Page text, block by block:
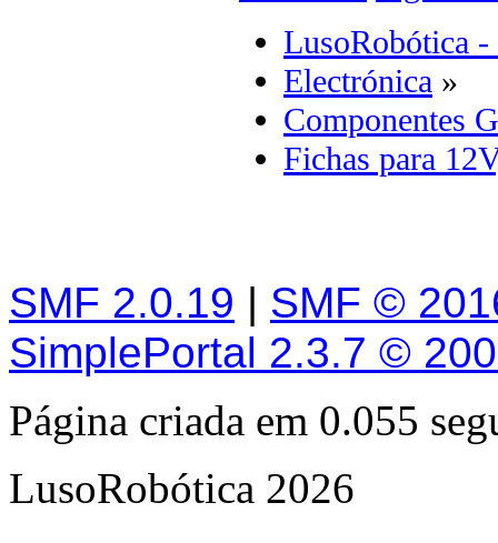
LusoRobótica -
Electrónica »
Componentes
Fichas para
SMF 2.0.19 | SMF ©
SimplePortal 2.3.7 ©
Página criada em 0.055
LusoRobótica 2026